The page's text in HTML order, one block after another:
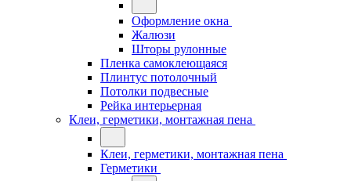
Оформление окна
Жалюзи
Шторы рулонные
Пленка самоклеющаяся
Плинтус потолочный
Потолки подвесные
Рейка интерьерная
Клеи, герметики, монтажная пена
Клеи, герметики, монтажная пена
Герметики